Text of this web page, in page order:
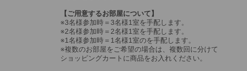
【ご用意するお部屋について】
※3名様参加時＝3名様1室を手配します。
※2名様参加時＝2名様1室を手配します。
※1名様参加時＝1名様1室のを手配します。
※複数のお部屋をご希望の場合は、複数回に分けて
ショッピングカートに商品をお入れください。